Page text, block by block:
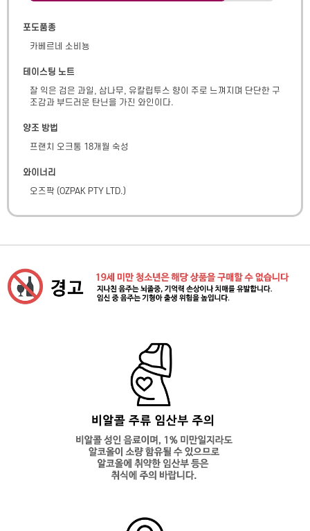
포도품종
카베르네 소비뇽
테이스팅 노트
잘 익은 검은 과일, 삼나무, 유칼립투스 향이 주로 느껴지며 단단한 구
조감과 부드러운 탄닌을 가진 와인이다.
양조 방법
프랜치 오크통 18개월 숙성
와이너리
오즈팍 (OZPAK PTY LTD.)